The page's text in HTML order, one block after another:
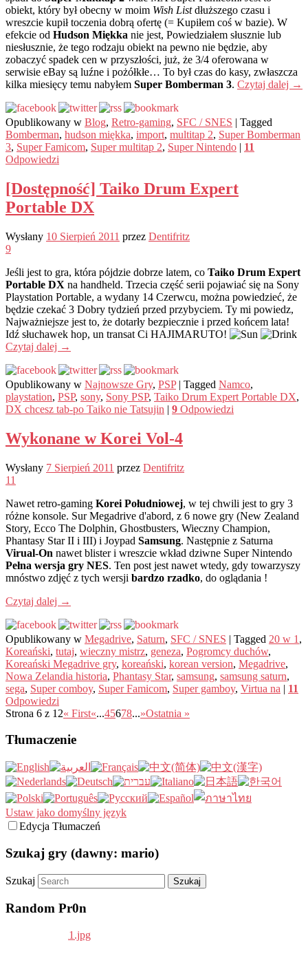
obiekt, który był obecny w moim Wish Listdłuższego czasu i
wreszcie kupił toczenia dobrą ofertę (= Kupiłem coś w bazie). W
efekcie od Hudson Miękka nie jest, Powiedziałem słusznie lub
niesłusznie, że tego rodzaju obiekt na pewno nie będzie, aby
zobaczyć spadek cen w przyszłości, już, że 3/4 oferowana w
serwisie eBay są luźne i pożółkłe… To był czas do kasy, zwłaszcza
kilka miesięcy temu nabyłem Super Bomberman 3. Czytaj dalej →
Opublikowany w Blog, Retro-gaming, SFC / SNES | Tagged
Bomberman, hudson miękka, import, multitap 2, Super Bomberman
3, Super Famicom, Super multitap 2, Super Nintendo | 11
Odpowiedzi
[Dostępność] Taiko Drum Expert
Portable DX
Wysłany 10 Sierpień 2011 przez Dentifritz
9
Jeśli jest to gra, która pójdzie dobrze latem, co Taiko Drum Expert
Portable DX na handheld. Trzecia część serii pojawiać się na Sony
Playstation Portable, a wydany 14 Czerwcu, można powiedzieć, że
będzie czekać 3 Dobry tydzień przed przybyciem. Ty mi powiedz,
Najważniejsze jest to, że dotarły bezpiecznie i przed końcem lata!
Idź słuchawek hop, un transat Ci HAJIMARUTO!
Czytaj dalej →
Opublikowany w Najnowsze Gry, PSP | Tagged Namco,
playstation, PSP, sony, Sony PSP, Taiko Drum Expert Portable DX,
DX chcesz tab-po Taiko nie Tatsujin | 9 Odpowiedzi
Wykonane w Korei Vol-4
Wysłany 7 Sierpień 2011 przez Dentifritz
11
Nawet retro-gaming Korei Południowej, w tej chwili jest to gry 3
różne konsole. Sur Megadrive d'abord, z 6 nowe gry (New Zealand
Story, Ecco The Dolphin, Ghostbusters, Wieczny Champion,
Phantasy Star II i III) i Joypad Samsung. Następnie z Saturna
Virual-On nawet blister i wreszcie wkład dziwne Super Nintendo
Pełna wersja gry NES. Ten post jest nawet wtedy, gdy towarzyszy
mnóstwo zdjęć z tych wersji bardzo rzadko, do oglądania !
Czytaj dalej →
Opublikowany w Megadrive, Saturn, SFC / SNES | Tagged 20 w 1 ,
Koreański, tutaj, wieczny mistrz, geneza, Pogromcy duchów,
Koreański Megadrive gry, koreański, korean version, Megadrive,
Nowa Zelandia historia, Phantasy Star, samsung, samsung saturn,
sega, Super comboy, Super Famicom, Super gamboy, Virtua na | 11
Odpowiedzi
Strona 6 z 12« First«...45678...»Ostatnia »
Tłumaczenie
Ustaw jako domyślny język
Edycja Tłumaczeń
Szukaj gry (dawny: mario)
Szukaj
Random Pr0n